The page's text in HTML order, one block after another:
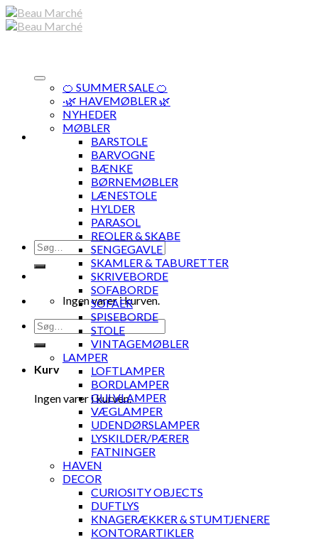
Skip
to
Søg
efter:
Ingen varer i kurven.
Søg
efter:
Kurv
Ingen varer i kurven.
🍊 SUMMER SALE 🍊
·🌿 HAVEMØBLER 🌿
NYHEDER
MØBLER
BARSTOLE
BARVOGNE
BÆNKE
BØRNEMØBLER
LÆNESTOLE
HYLDER
PARASOL
REOLER & SKABE
SENGEGAVLE
SKAMLER & TABURETTER
SKRIVEBORDE
SOFABORDE
SOFAER
SPISEBORDE
STOLE
VINTAGEMØBLER
LAMPER
LOFTLAMPER
BORDLAMPER
GULVLAMPER
VÆGLAMPER
UDENDØRSLAMPER
LYSKILDER/PÆRER
FATNINGER
HAVEN
DECOR
CURIOSITY OBJECTS
DUFTLYS
KNAGERÆKKER & STUMTJENERE
KONTORARTIKLER